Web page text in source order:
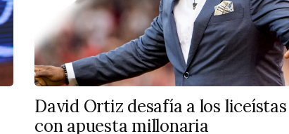
David Ortiz desafía a los liceístas
con apuesta millonaria